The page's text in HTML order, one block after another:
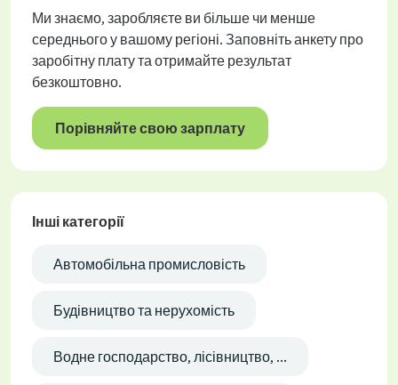
Ми знаємо, заробляєте ви більше чи менше
середнього у вашому регіоні. Заповніть анкету про
заробітну плату та отримайте результат
безкоштовно.
Порівняйте свою зарплату
Інші категорії
Автомобільна промисловість
Будівництво та нерухомість
Водне господарство, лісівництво, ...